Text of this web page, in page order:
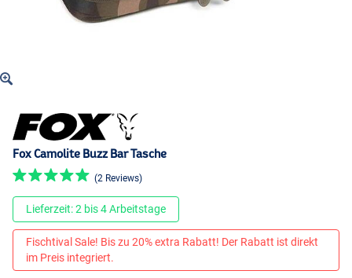
Fox Camolite Buzz Bar Tasche
(2 Reviews)
Lieferzeit: 2 bis 4 Arbeitstage
Fischtival Sale! Bis zu 20% extra Rabatt! Der Rabatt ist direkt
im Preis integriert.